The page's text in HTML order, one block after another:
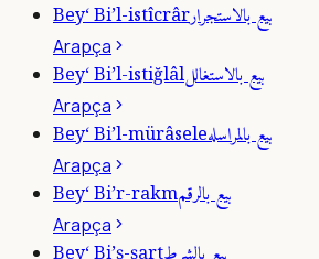
Bey‘ Bi’l-istîcrârبيع بالاستجرار
Arapça
Bey‘ Bi’l-istiğlâlبيع بالاستغالل
Arapça
Bey‘ Bi’l-mürâseleبيع بالمراسله
Arapça
Bey‘ Bi’r-rakmبيع بالرقم
Arapça
Bey‘ Bi’ş-şart